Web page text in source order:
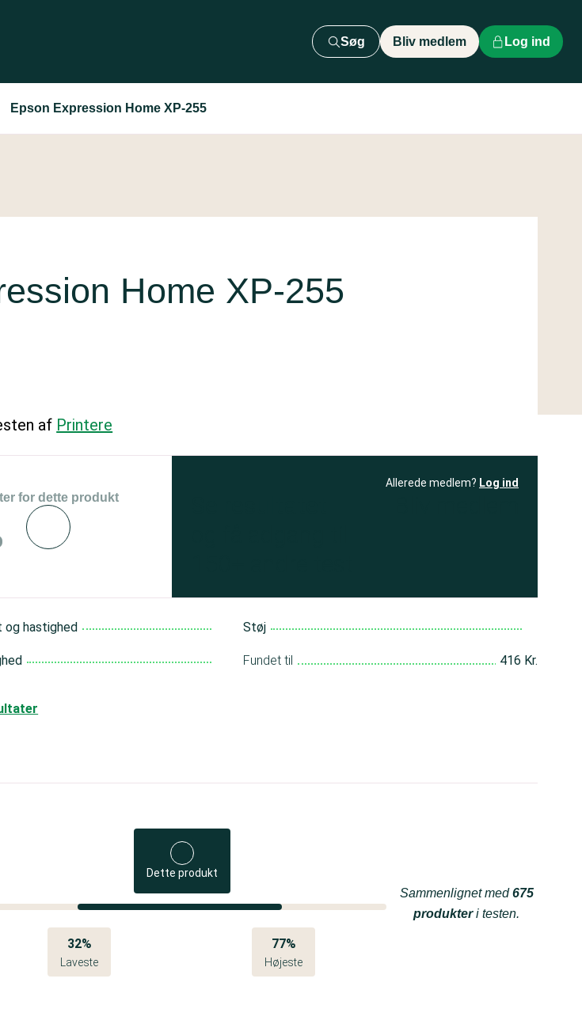
Søg Bliv medlem Log ind
Epson Expression Home XP-255
Home XP-255
af Printere
for dette produkt
Allerede medlem? Log ind
hastighed Støj
Fundet til 416 Kr.
Dette produkt
32%
Laveste
77%
Højeste
Sammenlignet med675
produkteri testen.